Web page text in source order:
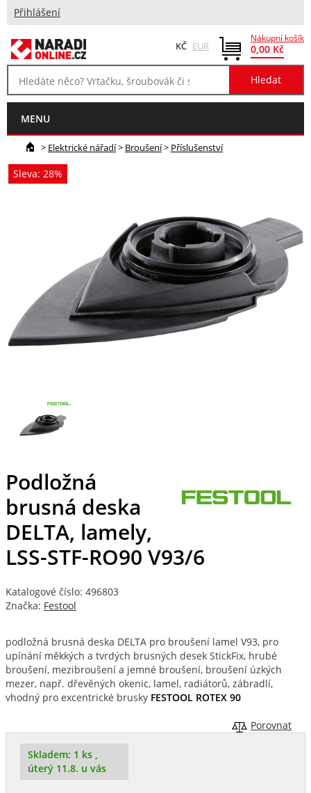
Přihlášení
Nákupní košík
0,00 Kč
KČ EUR
MENU
> Elektrické nářadí> Broušení> Příslušenství
Sleva: 28%
Podložná
brusná deska
DELTA, lamely,
LSS-STF-RO90 V93/6
Katalogové číslo: 496803
Značka: Festool
podložná brusná deska DELTA pro broušení lamel V93, pro
upínání měkkých a tvrdých brusných desek StickFix, hrubé
broušení, mezibroušení a jemné broušení, broušení úzkých
mezer, např. dřevěných okenic, lamel, radiátorů, zábradlí,
vhodný pro excentrické brusky FESTOOL ROTEX 90
Porovnat
Skladem: 1 ks ,
úterý 11.8. u vás